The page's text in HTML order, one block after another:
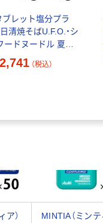
ブレット塩分プラ
日清焼そばU.F.O.・シ
ードヌードル 夏の
応援セット
（税込）
ア）
MINTIA（ミンテ